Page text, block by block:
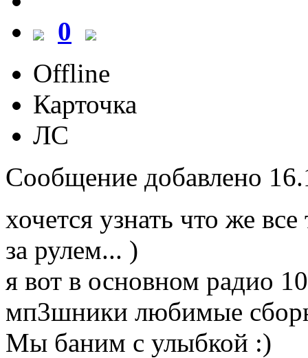
0
Offline
Карточка
ЛС
Сообщение добавлено
хочется узнать что же
за рулем... )
я вот в основном радио
мп3шники любимые
Мы баним с улыбкой :)